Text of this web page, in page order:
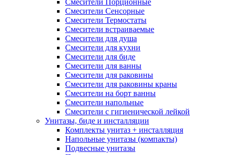
Смесители Порционные
Смесители Сенсорные
Смесители Термостаты
Смесители встраиваемые
Смесители для душа
Смесители для кухни
Смесители для биде
Смесители для ванны
Смесители для раковины
Смесители для раковины краны
Смесители на борт ванны
Смесители напольные
Смесители с гигиенической лейкой
Унитазы, биде и инсталляции
Комплекты унитаз + инсталляция
Напольные унитазы (компакты)
Подвесные унитазы